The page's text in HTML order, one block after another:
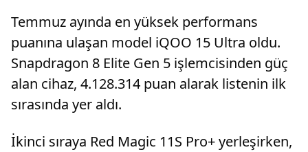
Temmuz ayında en yüksek performans
puanına ulaşan model iQOO 15 Ultra oldu.
Snapdragon 8 Elite Gen 5 işlemcisinden güç
alan cihaz, 4.128.314 puan alarak listenin ilk
sırasında yer aldı.
İkinci sıraya Red Magic 11S Pro+ yerleşirken,